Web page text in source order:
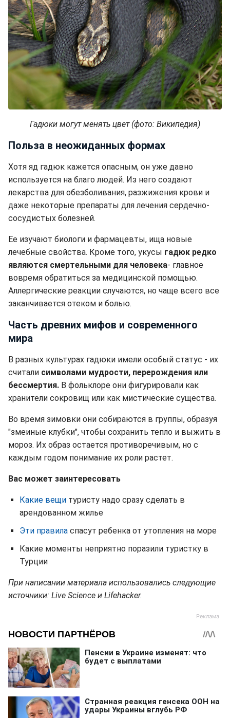
Гадюки могут менять цвет (фото: Википедия)
Польза в неожиданных формах
Хотя яд гадюк кажется опасным, он уже давно
используется на благо людей. Из него создают
лекарства для обезболивания, разжижения крови и
даже некоторые препараты для лечения сердечно-
сосудистых болезней.
Ее изучают биологи и фармацевты, ища новые
лечебные свойства. Кроме того, укусы гадюк редко
являются смертельными для человека- главное
вовремя обратиться за медицинской помощью.
Аллергические реакции случаются, но чаще всего все
заканчивается отеком и болью.
Часть древних мифов и современного
мира
В разных культурах гадюки имели особый статус - их
считали символами мудрости, перерождения или
бессмертия. В фольклоре они фигурировали как
хранители сокровищ или как мистические существа.
Во время зимовки они собираются в группы, образуя
"змеиные клубки", чтобы сохранить тепло и выжить в
мороз. Их образ остается противоречивым, но с
каждым годом понимание их роли растет.
Вас может заинтересовать
Какие вещи туристу надо сразу сделать в
арендованном жилье
Эти правила спасут ребенка от утопления на море
Какие моменты неприятно поразили туристку в
Турции
При написании материала использовались следующие
источники: Live Science и Lifehacker.